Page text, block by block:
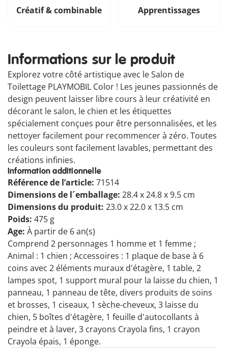
Créatif & combinable Apprentissages
Informations sur le produit
Explorez votre côté artistique avec le Salon de
Toilettage PLAYMOBIL Color ! Les jeunes passionnés de
design peuvent laisser libre cours à leur créativité en
décorant le salon, le chien et les étiquettes
spécialement conçues pour être personnalisées, et les
nettoyer facilement pour recommencer à zéro. Toutes
les couleurs sont facilement lavables, permettant des
créations infinies.
Information additionnelle
Référence de l’article: 71514
Dimensions de l´emballage: 28.4 x 24.8 x 9.5 cm
Dimensions du produit: 23.0 x 22.0 x 13.5 cm
Poids: 475 g
Age: À partir de 6 an(s)
Comprend 2 personnages 1 homme et 1 femme ;
Animal : 1 chien ; Accessoires : 1 plaque de base à 6
coins avec 2 éléments muraux d'étagère, 1 table, 2
lampes spot, 1 support mural pour la laisse du chien, 1
panneau, 1 panneau de tête, divers produits de soins
et brosses, 1 ciseaux, 1 sèche-cheveux, 3 laisse du
chien, 5 boîtes d'étagère, 1 feuille d'autocollants à
peindre et à laver, 3 crayons Crayola fins, 1 crayon
Crayola épais, 1 éponge.